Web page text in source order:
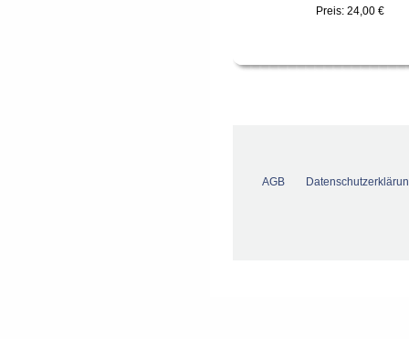
Preis: 24,00 €
AGB